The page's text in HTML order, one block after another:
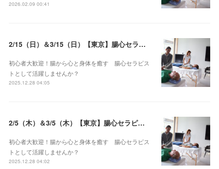
2026.02.09 00:41
2/15（日）＆3/15（日）【東京】腸心セラピスト養成コース《２日間コース》開講決定
初心者大歓迎！腸から心と身体を癒す 腸心セラピス
トとして活躍しませんか？
2025.12.28 04:05
2/5（木）＆3/5（木）【東京】腸心セラピスト養成コース《２日間コース》開講決定
初心者大歓迎！腸から心と身体を癒す 腸心セラピス
トとして活躍しませんか？
2025.12.28 04:02